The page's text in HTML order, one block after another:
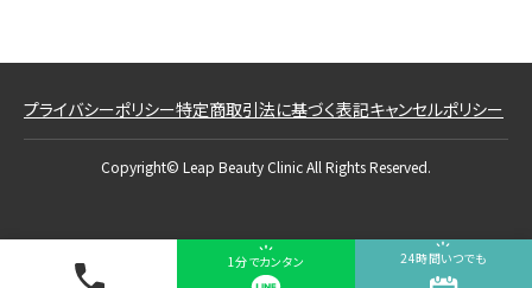
1分でカンタン 24時間いつでも
プライバシーポリシー特定商取引法に基づく表記キャンセルポリシー
Copyright© Leap Beauty Clinic All Rights Reserved.